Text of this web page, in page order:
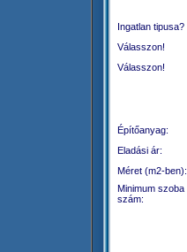
Ingatlan tipusa?
Válasszon!
Válasszon!
Építőanyag:
Eladási ár:
Méret (m2-ben):
Minimum szoba
szám: